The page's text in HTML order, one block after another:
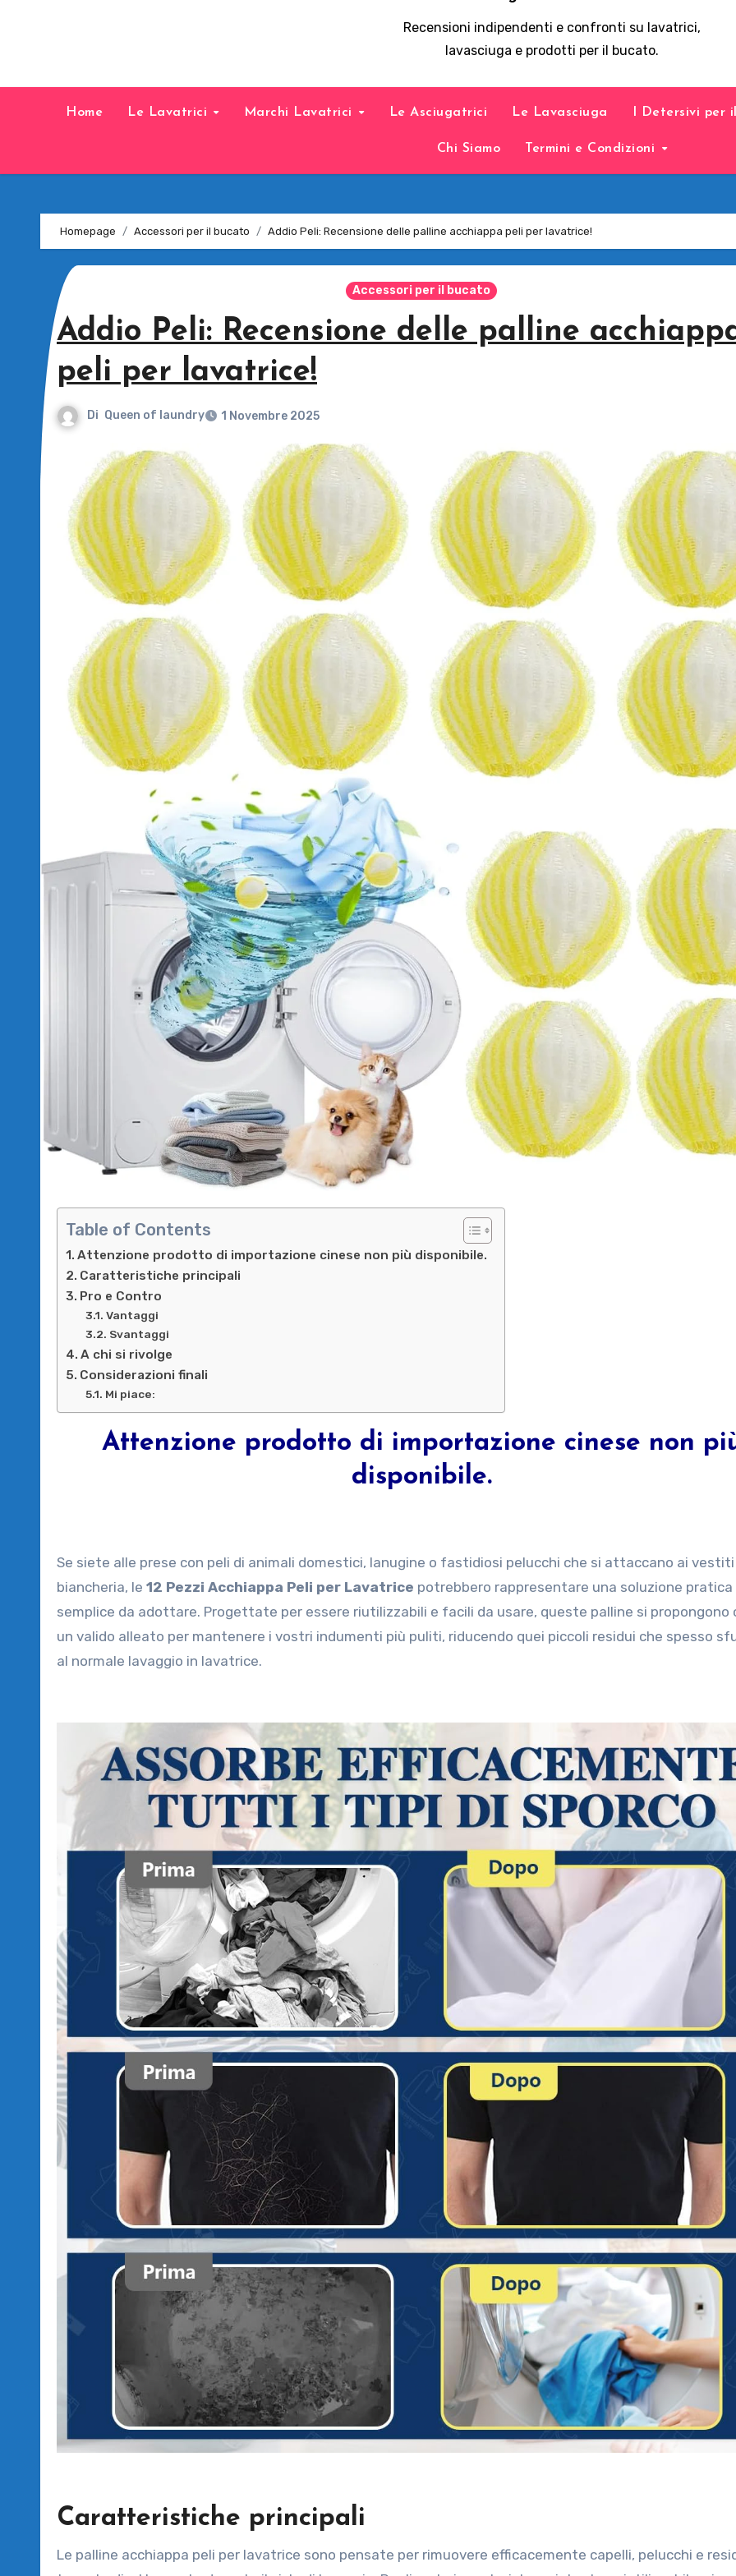
Recensioni indipendenti e confronti su lavatrici,
lavasciuga e prodotti per il bucato.
Home Le Lavatrici Marchi Lavatrici Le Asciugatrici Le Lavasciuga I Detersivi per
Chi Siamo Termini e Condizioni
Homepage Accessori per il bucato Addio Peli: Recensione delle palline acchiappa peli per lavatrice!
Accessori per il bucato
Addio Peli: Recensione delle palline
peli per lavatrice!
Di Queen of laundry 1 Novembre 2025
Table of Contents
Attenzione prodotto di importazione cinese non più disponibile.
Caratteristiche principali
Pro e Contro
Vantaggi
Svantaggi
A chi si rivolge
Considerazioni finali
Mi piace:
Attenzione prodotto di importazione cinese non
disponibile.
Se siete alle prese con peli di animali domestici, lanugine o fastidiosi pelucchi che si attaccano ai
biancheria, le 12 Pezzi Acchiappa Peli per Lavatrice potrebbero rappresentare una soluzione pratica
semplice da adottare. Progettate per essere riutilizzabili e facili da usare, queste palline si propongono
un valido alleato per mantenere i vostri indumenti più puliti, riducendo quei piccoli residui che spesso
al normale lavaggio in lavatrice.
Caratteristiche principali
Le palline acchiappa peli per lavatrice sono pensate per rimuovere efficacemente capelli, pelucchi e